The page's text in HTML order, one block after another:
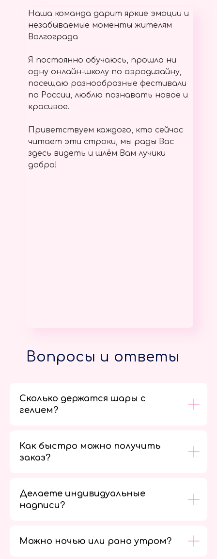
Наша команда дарит яркие эмоции и
незабываемые моменты жителям
Волгограда
Я постоянно обучаюсь, прошла ни
одну онлайн-школу по аэродизайну,
посещаю разнообразные фестивали
по России, люблю познавать новое и
красивое.
Приветствуем каждого, кто сейчас
читает эти строки, мы рады Вас
здесь видеть и шлём Вам лучики
добра!
Вопросы и ответы
Сколько держатся шары с
гелием?
Как быстро можно получить
заказ?
Делаете индивидуальные
надписи?
Можно ночью или рано утром?